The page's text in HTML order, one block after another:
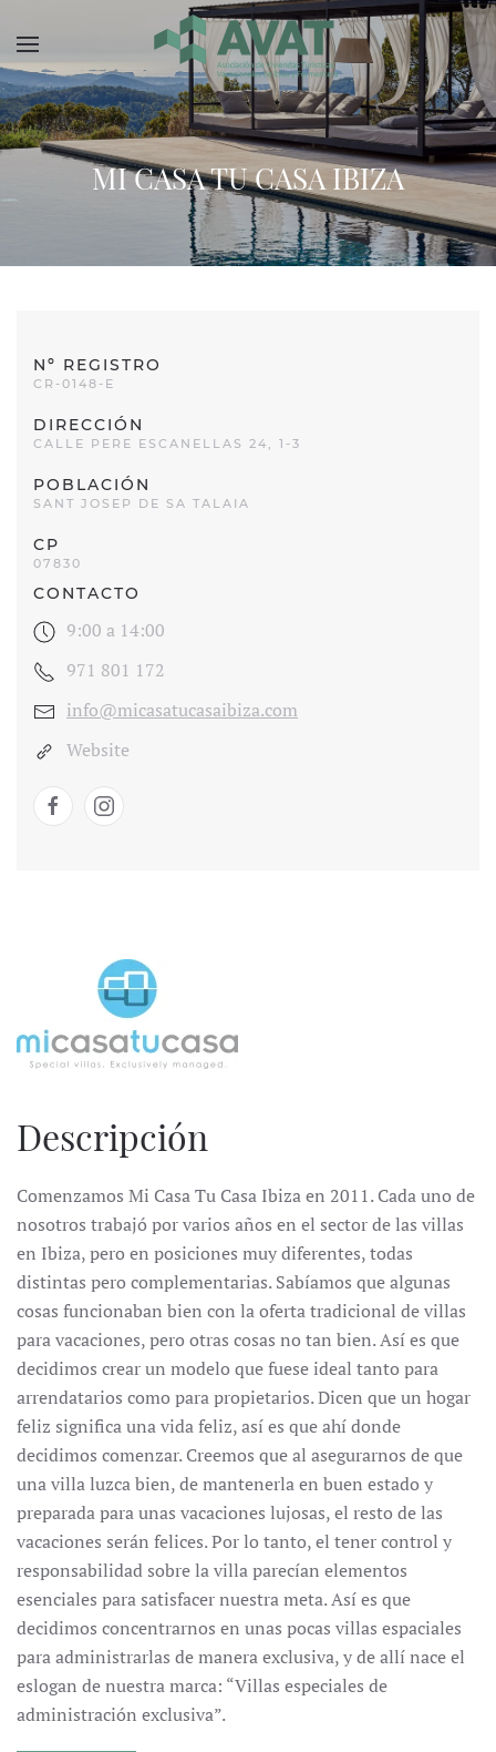
Skip to main content
MI CASA TU CASA IBIZA
Nº REGISTRO
CR-0148-E
DIRECCIÓN
CALLE PERE ESCANELLAS 24, 1-3
POBLACIÓN
SANT JOSEP DE SA TALAIA
CP
07830
CONTACTO
9:00 a 14:00
971 801 172
info@micasatucasaibiza.com
Website
Descripción
Comenzamos Mi Casa Tu Casa Ibiza en 2011. Cada uno de
nosotros trabajó por varios años en el sector de las villas
en Ibiza, pero en posiciones muy diferentes, todas
distintas pero complementarias. Sabíamos que algunas
cosas funcionaban bien con la oferta tradicional de villas
para vacaciones, pero otras cosas no tan bien. Así es que
decidimos crear un modelo que fuese ideal tanto para
arrendatarios como para propietarios. Dicen que un hogar
feliz significa una vida feliz, así es que ahí donde
decidimos comenzar. Creemos que al asegurarnos de que
una villa luzca bien, de mantenerla en buen estado y
preparada para unas vacaciones lujosas, el resto de las
vacaciones serán felices. Por lo tanto, el tener control y
responsabilidad sobre la villa parecían elementos
esenciales para satisfacer nuestra meta. Así es que
decidimos concentrarnos en unas pocas villas espaciales
para administrarlas de manera exclusiva, y de allí nace el
eslogan de nuestra marca: “Villas especiales de
administración exclusiva”.